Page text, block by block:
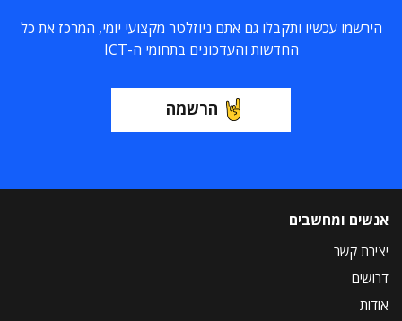
הירשמו עכשיו ותקבלו גם אתם ניוזלטר מקצועי יומי, המרכז את כל
החדשות והעדכונים בתחומי ה-ICT
הרשמה
אנשים ומחשבים
יצירת קשר
דרושים
אודות